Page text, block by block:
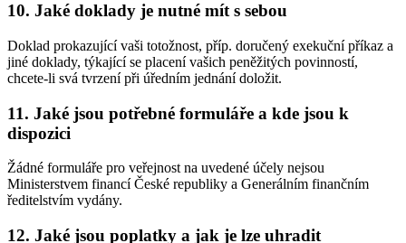
10. Jaké doklady je nutné mít s sebou
Doklad prokazující vaši totožnost, příp. doručený exekuční příkaz a
jiné doklady, týkající se placení vašich peněžitých povinností,
chcete-li svá tvrzení při úředním jednání doložit.
11. Jaké jsou potřebné formuláře a kde jsou k
dispozici
Žádné formuláře pro veřejnost na uvedené účely nejsou
Ministerstvem financí České republiky a Generálním finančním
ředitelstvím vydány.
12. Jaké jsou poplatky a jak je lze uhradit